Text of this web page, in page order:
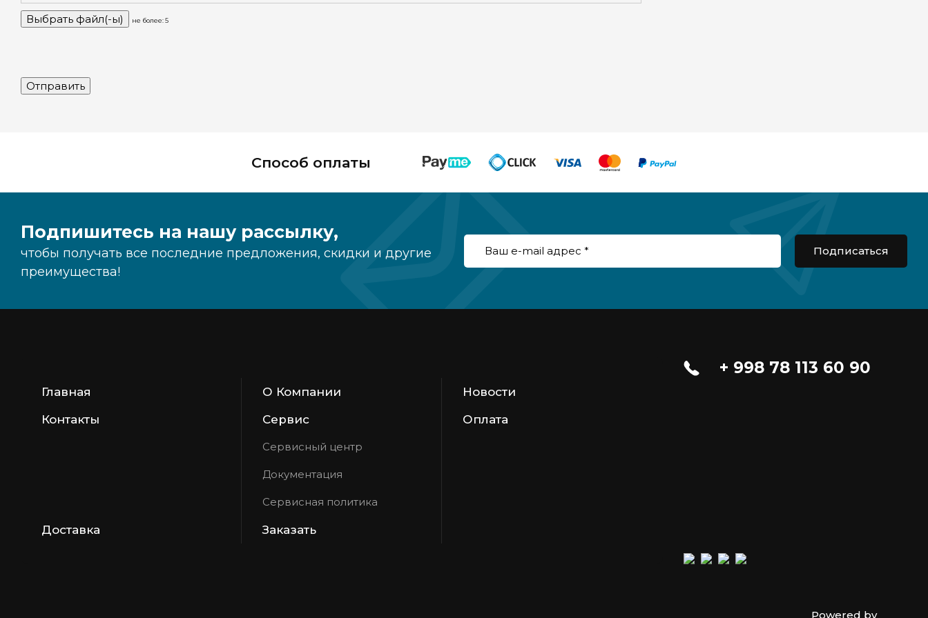
не более: 5
Способ оплаты
Подпишитесь на нашу рассылку,
чтобы получать все последние предложения, скидки и другие
преимущества!
Подписаться
Главная О Компании
Новости
Контакты
Сервис
Сервисный центр
Документация
Сервисная политика
Оплата
Доставка Заказать
+ 998 78 113 60 90
Powered by